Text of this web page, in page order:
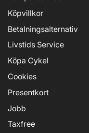
Köpvillkor
Betalningsalternativ
Livstids Service
Köpa Cykel
Cookies
Presentkort
Jobb
Taxfree